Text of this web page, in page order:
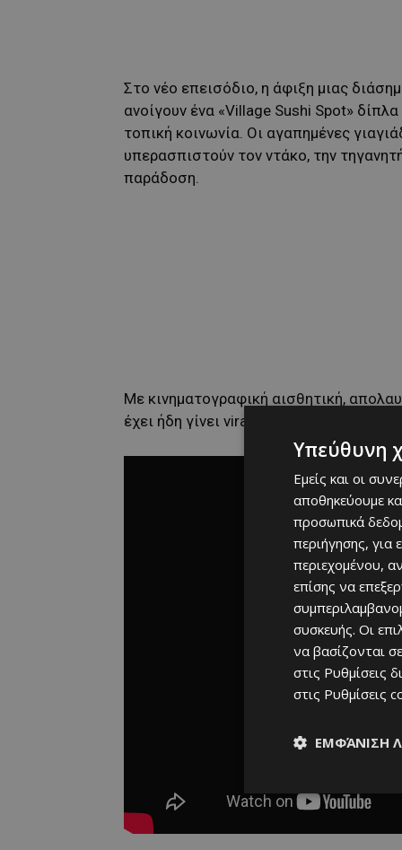
Στο νέο επεισόδιο, η άφιξη μιας
ανοίγουν ένα «Village Sushi Spot»
τοπική κοινωνία. Οι αγαπημένες
υπερασπιστούν τον ντάκο, την
παράδοση.
Με κινηματογραφική αισθητική,
έχει ήδη γίνει viral, αποσπώντας
Υπεύθυνη
Εμείς και οι
αποθηκεύουμε
προσωπικά
περιήγησης, για
περιεχομένου,
επίσης να
συσκευής. Οι
να βασίζονται
στις Ρυθμίσεις
στις Ρυθμίσεις
ΕΜΦΆΝΙΣΗ